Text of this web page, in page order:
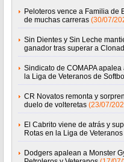
Peloteros vence a Familia de
de muchas carreras (30/07/
Sin Dientes y Sin Leche
ganador tras superar a
Sindicato de COMAPA apalea
la Liga de Veteranos de Softbol
CR Novatos remonta y
duelo de volteretas (23/07/
El Cabrito viene de atrás y
Rotas en la Liga de Veteranos
Dodgers apalean a Monster